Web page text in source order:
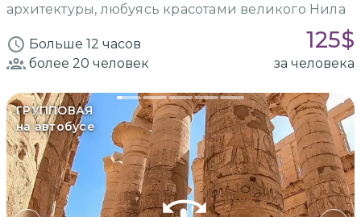
архитектуры, любуясь красотами великого Нила
Больше 12 часов 125$
более 20 человек за человека
ГРУППОВАЯ
на автобусе